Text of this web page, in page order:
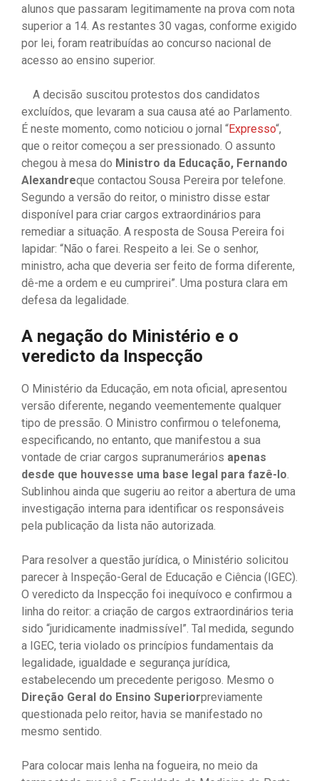
alunos que passaram legitimamente na prova com nota
superior a 14. As restantes 30 vagas, conforme exigido
por lei, foram reatribuídas ao concurso nacional de
acesso ao ensino superior.
A decisão suscitou protestos dos candidatos
excluídos, que levaram a sua causa até ao Parlamento.
É neste momento, como noticiou o jornal “Expresso“,
que o reitor começou a ser pressionado. O assunto
chegou à mesa do Ministro da Educação, Fernando
Alexandreque contactou Sousa Pereira por telefone.
Segundo a versão do reitor, o ministro disse estar
disponível para criar cargos extraordinários para
remediar a situação. A resposta de Sousa Pereira foi
lapidar: “Não o farei. Respeito a lei. Se o senhor,
ministro, acha que deveria ser feito de forma diferente,
dê-me a ordem e eu cumprirei”. Uma postura clara em
defesa da legalidade.
A negação do Ministério e o
veredicto da Inspecção
O Ministério da Educação, em nota oficial, apresentou
versão diferente, negando veementemente qualquer
tipo de pressão. O Ministro confirmou o telefonema,
especificando, no entanto, que manifestou a sua
vontade de criar cargos supranumerários apenas
desde que houvesse uma base legal para fazê-lo.
Sublinhou ainda que sugeriu ao reitor a abertura de uma
investigação interna para identificar os responsáveis ​​
pela publicação da lista não autorizada.
Para resolver a questão jurídica, o Ministério solicitou
parecer à Inspeção-Geral de Educação e Ciência (IGEC).
O veredicto da Inspecção foi inequívoco e confirmou a
linha do reitor: a criação de cargos extraordinários teria
sido “juridicamente inadmissível”. Tal medida, segundo
a IGEC, teria violado os princípios fundamentais da
legalidade, igualdade e segurança jurídica,
estabelecendo um precedente perigoso. Mesmo o
Direção Geral do Ensino Superiorpreviamente
questionada pelo reitor, havia se manifestado no
mesmo sentido.
Para colocar mais lenha na fogueira, no meio da